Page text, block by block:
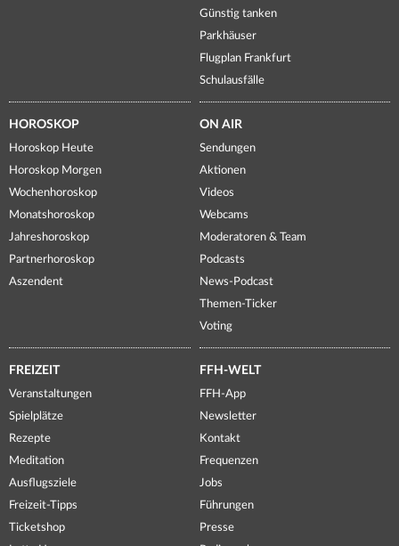
Günstig tanken
Parkhäuser
Flugplan Frankfurt
Schulausfälle
HOROSKOP
Horoskop Heute
Horoskop Morgen
Wochenhoroskop
Monatshoroskop
Jahreshoroskop
Partnerhoroskop
Aszendent
ON AIR
Sendungen
Aktionen
Videos
Webcams
Moderatoren & Team
Podcasts
News-Podcast
Themen-Ticker
Voting
FREIZEIT
Veranstaltungen
Spielplätze
Rezepte
Meditation
Ausflugsziele
Freizeit-Tipps
Ticketshop
FFH-WELT
FFH-App
Newsletter
Kontakt
Frequenzen
Jobs
Führungen
Presse